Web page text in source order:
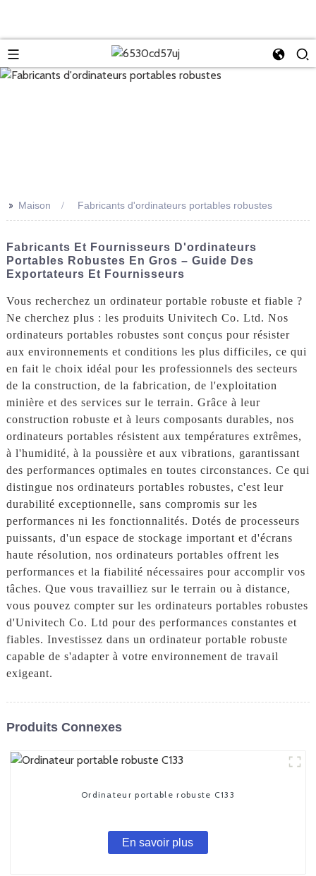
>> Maison Fabricants d'ordinateurs portables robustes
Fabricants Et Fournisseurs D'ordinateurs
Portables Robustes En Gros – Guide Des
Exportateurs Et Fournisseurs
Vous recherchez un ordinateur portable robuste et fiable ?
Ne cherchez plus : les produits Univitech Co. Ltd. Nos
ordinateurs portables robustes sont conçus pour résister
aux environnements et conditions les plus difficiles, ce qui
en fait le choix idéal pour les professionnels des secteurs
de la construction, de la fabrication, de l'exploitation
minière et des services sur le terrain. Grâce à leur
construction robuste et à leurs composants durables, nos
ordinateurs portables résistent aux températures extrêmes,
à l'humidité, à la poussière et aux vibrations, garantissant
des performances optimales en toutes circonstances. Ce qui
distingue nos ordinateurs portables robustes, c'est leur
durabilité exceptionnelle, sans compromis sur les
performances ni les fonctionnalités. Dotés de processeurs
puissants, d'un espace de stockage important et d'écrans
haute résolution, nos ordinateurs portables offrent les
performances et la fiabilité nécessaires pour accomplir vos
tâches. Que vous travailliez sur le terrain ou à distance,
vous pouvez compter sur les ordinateurs portables robustes
d'Univitech Co. Ltd pour des performances constantes et
fiables. Investissez dans un ordinateur portable robuste
capable de s'adapter à votre environnement de travail
exigeant.
Produits Connexes
Ordinateur portable robuste C133
En savoir plus